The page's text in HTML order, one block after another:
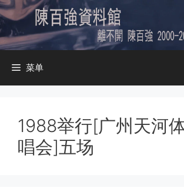
跳
至
内
容
菜单
1988举行[广州天河
唱会]五场